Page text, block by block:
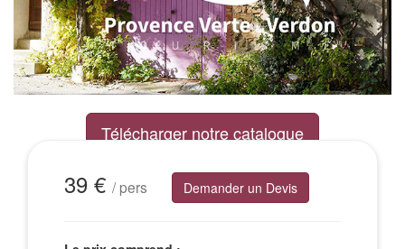
Télécharger notre catalogue
39 € / pers Demander un Devis